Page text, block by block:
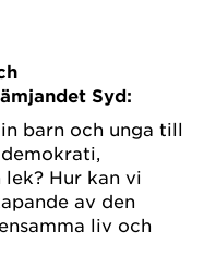
Syd:
barn och unga till
Hur kan vi
av den
liv och